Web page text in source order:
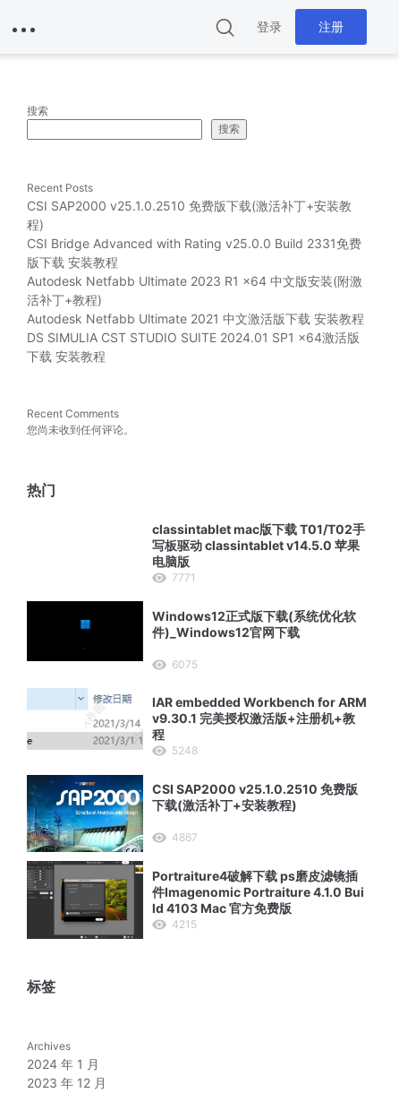
登录 注册
搜索
搜索
Recent Posts
CSI SAP2000 v25.1.0.2510 免费版下载(激活补丁+安装教
程)
CSI Bridge Advanced with Rating v25.0.0 Build 2331免费
版下载 安装教程
Autodesk Netfabb Ultimate 2023 R1 x64 中文版安装(附激
活补丁+教程)
Autodesk Netfabb Ultimate 2021 中文激活版下载 安装教程
DS SIMULIA CST STUDIO SUITE 2024.01 SP1 x64激活版
下载 安装教程
Recent Comments
您尚未收到任何评论。
热门
classintablet mac版下载 T01/T02手
写板驱动 classintablet v14.5.0 苹果
电脑版
7771
Windows12正式版下载(系统优化软
件)_Windows12官网下载
6075
IAR embedded Workbench for ARM
v9.30.1 完美授权激活版+注册机+教
程
5248
CSI SAP2000 v25.1.0.2510 免费版
下载(激活补丁+安装教程)
4867
Portraiture4破解下载 ps磨皮滤镜插
件Imagenomic Portraiture 4.1.0 Bui
ld 4103 Mac 官方免费版
4215
标签
Archives
2024 年 1 月
2023 年 12 月